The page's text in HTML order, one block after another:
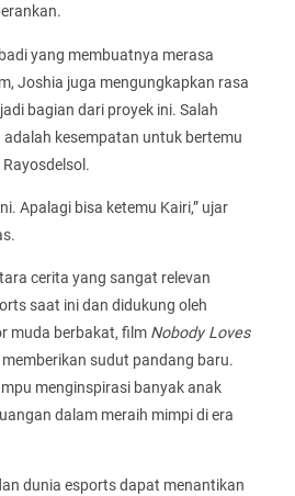
yang membuatnya merasa
Joshia juga mengungkapkan rasa
bagian dari proyek ini. Salah
kesempatan untuk bertemu
Apalagi bisa ketemu Kairi,” ujar
cerita yang sangat relevan
saat ini dan didukung oleh
muda berbakat, film Nobody Loves
sudut pandang baru.
menginspirasi banyak anak
dalam meraih mimpi di era
dunia esports dapat menantikan